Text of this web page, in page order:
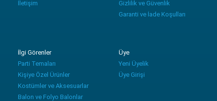
İletişim
Gizlilik ve Güvenlik
Garanti ve İade Koşulları
İlgi Görenler
Parti Temaları
Kişiye Özel Ürünler
Kostümler ve Aksesuarlar
Balon ve Folyo Balonlar
Üye
Yeni Üyelik
Üye Girişi